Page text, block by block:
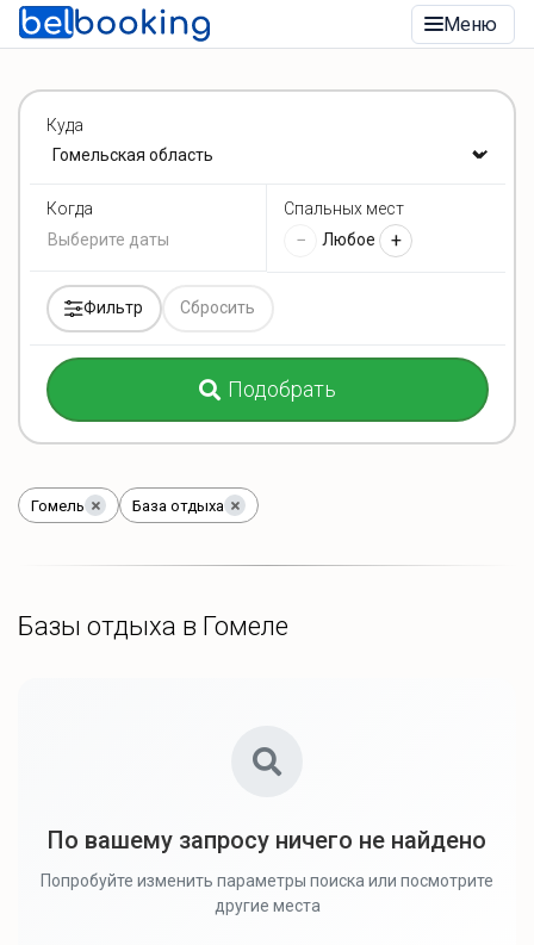
Меню
Куда
Когда Спальных мест
− Любое +
Фильтр Сбросить
Подобрать
Гомель База отдыха
Базы отдыха в Гомеле
По вашему запросу ничего не найдено
Попробуйте изменить параметры поиска или посмотрите
другие места